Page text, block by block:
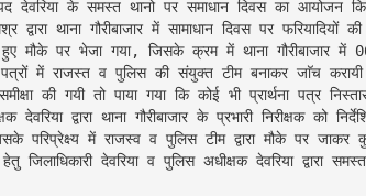
द्वारा थाना गौरीबाजार में सामाधान दिवस पर
पर भेजा गया, जिसके क्रम में थाना गौरीबाजार में 06
पत्रों में राजस्त व पुलिस की संयुक्त टीम बनाकर जाॅच करायी
समीक्षा की गयी तो पाया गया कि कोई भी प्रार्थना पत्र
देवरिया द्वारा थाना गौरीबाजार के प्रभारी निरीक्षक को
परिप्रेक्ष्य में राजस्व व पुलिस टीम द्वारा मौके पर जाकर
जिलाधिकारी देवरिया व पुलिस अधीक्षक देवरिया द्वारा